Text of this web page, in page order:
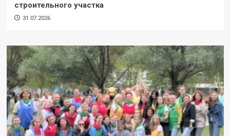
строительного участка
31.07.2026